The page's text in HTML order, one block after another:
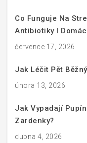
Co Funguje Na
Antibiotiky I
července 17, 2026
Jak Léčit Pět
února 13, 2026
Jak Vypadají
Zardenky?
dubna 4, 2026